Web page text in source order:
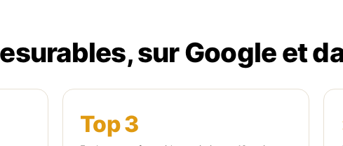
sur Google et
Top 3